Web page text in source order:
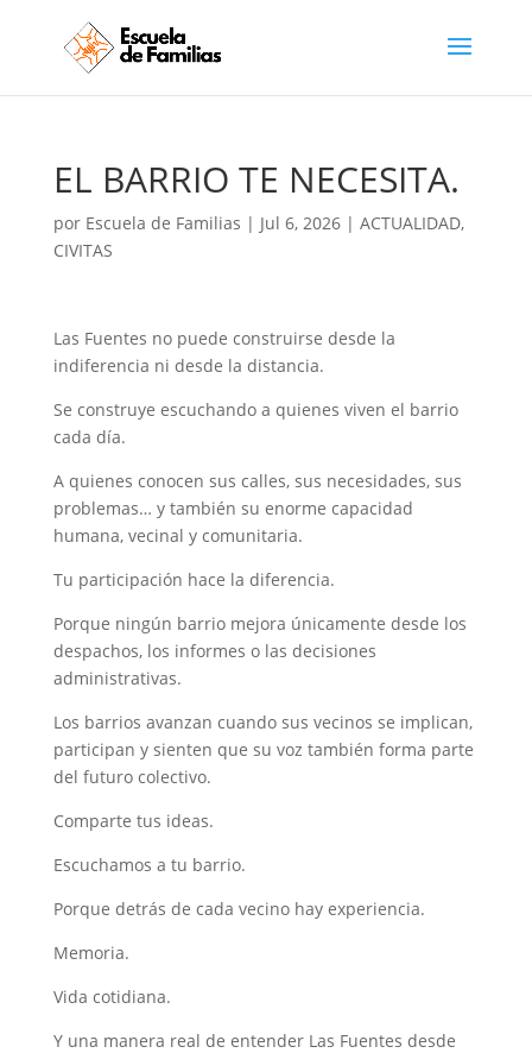
EL BARRIO TE NECESITA.
por Escuela de Familias | Jul 6, 2026| ACTUALIDAD,
CIVITAS
Las Fuentes no puede construirse desde la
indiferencia ni desde la distancia.
Se construye escuchando a quienes viven el barrio
cada día.
A quienes conocen sus calles, sus necesidades, sus
problemas… y también su enorme capacidad
humana, vecinal y comunitaria.
Tu participación hace la diferencia.
Porque ningún barrio mejora únicamente desde los
despachos, los informes o las decisiones
administrativas.
Los barrios avanzan cuando sus vecinos se implican,
participan y sienten que su voz también forma parte
del futuro colectivo.
Comparte tus ideas.
Escuchamos a tu barrio.
Porque detrás de cada vecino hay experiencia.
Memoria.
Vida cotidiana.
Y una manera real de entender Las Fuentes desde